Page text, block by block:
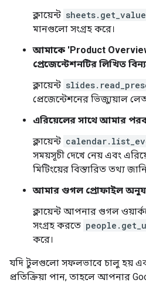
ক্লায়েন্ট
মানগুলো সংগ্রহ করে।
আমাকে 'Product
প্রেজেন্টেশনটির লিখিত
ক্লায়েন্ট
প্রেজেন্টেশনের ভিজ্যুয়াল
এরিয়েলের সাথে আমার
ক্লায়েন্ট
সময়সূচী দেখে নেয় এবং
মিটিংয়ের বিস্তারিত তথ্য
আমার গুগল প্রোফাইল
ক্লায়েন্ট আপনার গুগল
সংগ্রহ করতে
করে।
যদি টুলগুলো সফলভাবে চালু হয়
প্রতিক্রিয়া পান, তাহলে আপনার